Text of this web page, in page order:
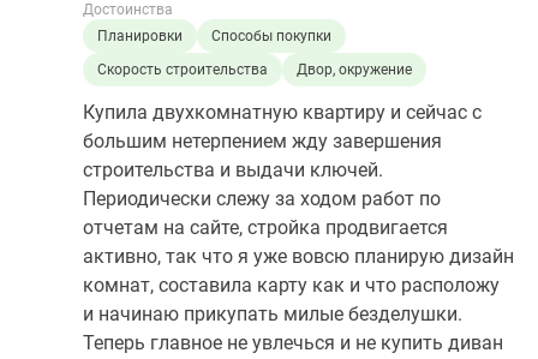
Достоинства
Планировки
Способы покупки
Скорость строительства
Двор, окружение
Купила двухкомнатную квартиру и сейчас с
большим нетерпением жду завершения
строительства и выдачи ключей.
Периодически слежу за ходом работ по
отчетам на сайте, стройка продвигается
активно, так что я уже вовсю планирую дизайн
комнат, составила карту как и что расположу
и начинаю прикупать милые безделушки.
Теперь главное не увлечься и не купить диван